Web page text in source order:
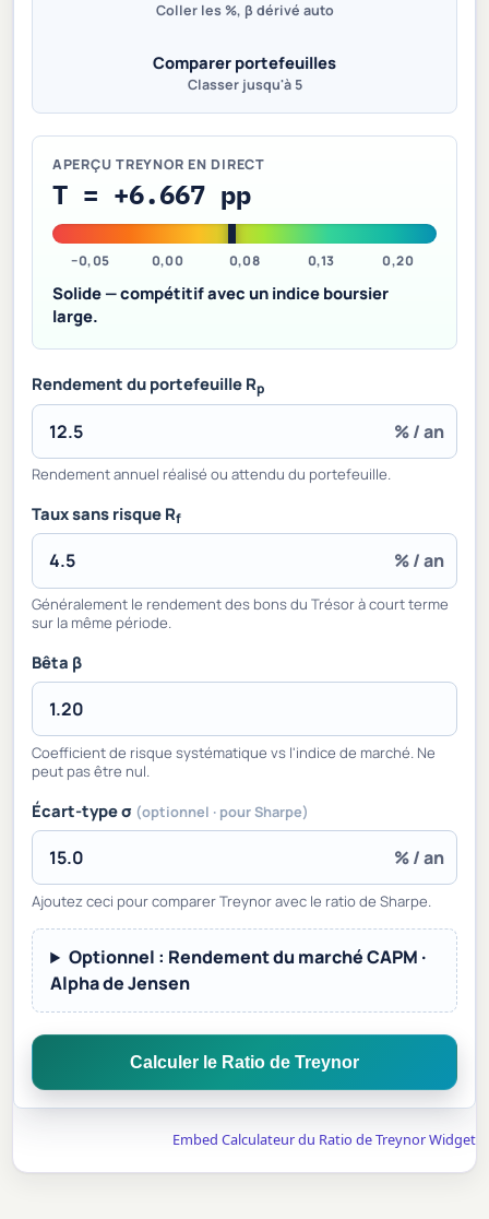
Coller les %, β dérivé auto
Comparer portefeuilles
Classer jusqu'à 5
APERÇU TREYNOR EN DIRECT
T = +6.667 pp
−0,05 0,00 0,08 0,13 0,20
Solide — compétitif avec un indice boursier
large.
Rendement du portefeuille Rp
% / an
Rendement annuel réalisé ou attendu du portefeuille.
Taux sans risque Rf
% / an
Généralement le rendement des bons du Trésor à court terme
sur la même période.
Bêta β
Coefficient de risque systématique vs l'indice de marché. Ne
peut pas être nul.
Écart-type σ (optionnel · pour Sharpe)
% / an
Ajoutez ceci pour comparer Treynor avec le ratio de Sharpe.
Optionnel : Rendement du marché CAPM ·
Alpha de Jensen
Calculer le Ratio de Treynor
Embed Calculateur du Ratio de Treynor Widget